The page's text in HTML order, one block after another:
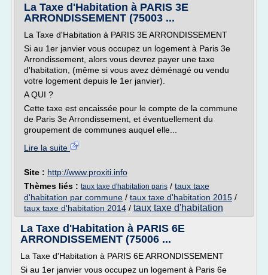
La Taxe d'Habitation à PARIS 3E
ARRONDISSEMENT (75003 ...
La Taxe d'Habitation à PARIS 3E ARRONDISSEMENT
Si au 1er janvier vous occupez un logement à Paris 3e
Arrondissement, alors vous devrez payer une taxe
d'habitation, (même si vous avez déménagé ou vendu
votre logement depuis le 1er janvier).
A QUI ?
Cette taxe est encaissée pour le compte de la commune
de Paris 3e Arrondissement, et éventuellement du
groupement de communes auquel elle...
Lire la suite
Site : http://www.proxiti.info
Thèmes liés : taux taxe d'habitation paris / taux taxe
d'habitation par commune / taux taxe d'habitation 2015 /
taux taxe d'habitation 2014 / taux taxe d'habitation
La Taxe d'Habitation à PARIS 6E
ARRONDISSEMENT (75006 ...
La Taxe d'Habitation à PARIS 6E ARRONDISSEMENT
Si au 1er janvier vous occupez un logement à Paris 6e